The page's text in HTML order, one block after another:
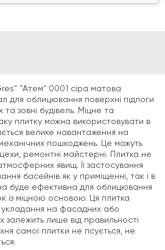
"Атем" 0001 сіра матова
для облицювання поверхні підлоги
зовні будівель. Міцне та
плитку можна використовувати в
велике навантаження на
механічних пошкоджень. Це можуть
ремонтні майстерні. Плитка не
явищ. Її застосування
басейнів як у приміщенні, так і в
буде ефективна для облицювання
із міцною основою. Ця плитка
укладання на фасадних або
лише від правильності
самої плитки не псується, не